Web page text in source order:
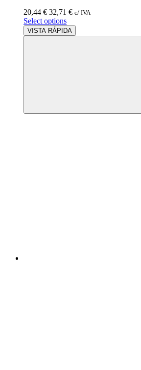
20,44 € 32,71 € c/ IVA
Select options
VISTA RÁPIDA